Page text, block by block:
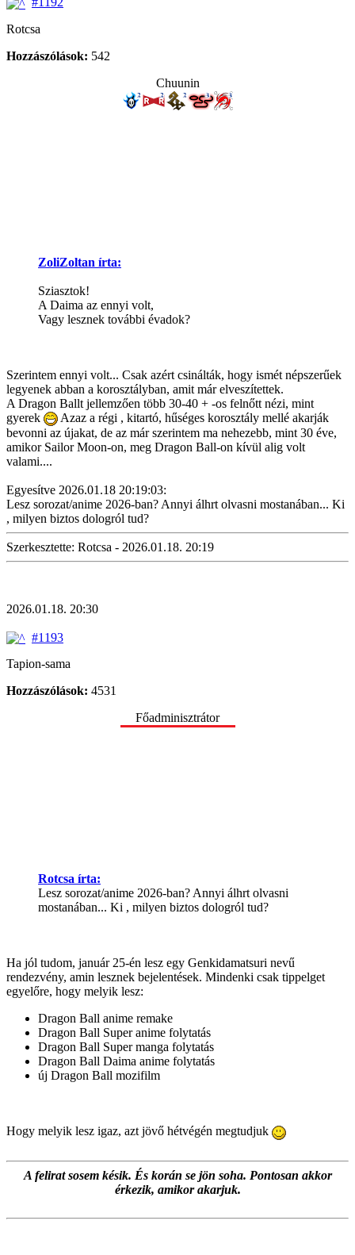
Rotcsa
Hozzászólások: 542
Chuunin
ZoliZoltan írta:
Sziasztok!
A Daima az ennyi volt,
Vagy lesznek további évadok?
Szerintem ennyi volt... Csak azért csinálták, hogy ismét népszerűek
legyenek abban a korosztályban, amit már elveszítettek.
A Dragon Ballt jellemzően több 30-40 + -os felnőtt nézi, mint
gyerek
Azaz a régi , kitartó, hűséges korosztály mellé akarják
bevonni az újakat, de az már szerintem ma nehezebb, mint 30 éve,
amikor Sailor Moon-on, meg Dragon Ball-on kívül alig volt
valami....
Egyesítve 2026.01.18 20:19:03:
Lesz sorozat/anime 2026-ban? Annyi álhrt olvasni mostanában... Ki
, milyen biztos dologról tud?
Szerkesztette: Rotcsa - 2026.01.18. 20:19
2026.01.18. 20:30
#1193
Tapion-sama
Hozzászólások: 4531
Főadminisztrátor
Rotcsa írta:
Lesz sorozat/anime 2026-ban? Annyi álhrt olvasni
mostanában... Ki , milyen biztos dologról tud?
Ha jól tudom, január 25-én lesz egy Genkidamatsuri nevű
rendezvény, amin lesznek bejelentések. Mindenki csak tippelget
egyelőre, hogy melyik lesz:
Dragon Ball anime remake
Dragon Ball Super anime folytatás
Dragon Ball Super manga folytatás
Dragon Ball Daima anime folytatás
új Dragon Ball mozifilm
Hogy melyik lesz igaz, azt jövő hétvégén megtudjuk
A felirat sosem késik. És korán se jön soha. Pontosan akkor
érkezik, amikor akarjuk.